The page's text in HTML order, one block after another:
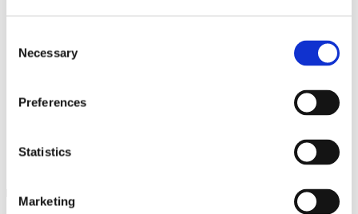
Selection
Necessary
Preferences
Statistics
Marketing